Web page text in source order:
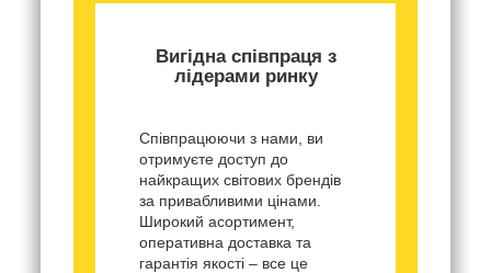
Вигідна співпраця з
лідерами ринку
Співпрацюючи з нами, ви
отримуєте доступ до
найкращих світових брендів
за привабливими цінами.
Широкий асортимент,
оперативна доставка та
гарантія якості – все це